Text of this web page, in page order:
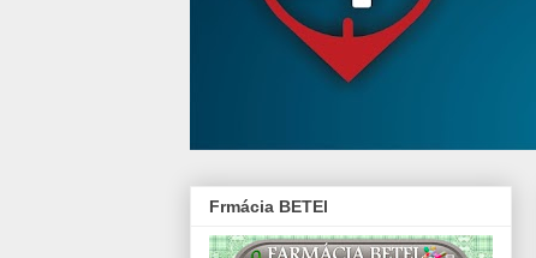
Frmácia BETEl